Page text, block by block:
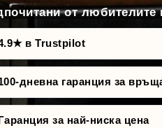
от любителите
в Trustpilot
дневна гаранция за
за най-ниска цена